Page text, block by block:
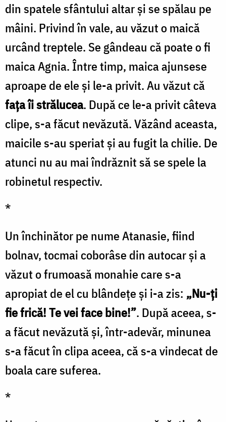
din spatele sfântului altar şi se spălau pe
mâini. Privind în vale, au văzut o maică
urcând treptele. Se gândeau că poate o fi
maica Agnia. Între timp, maica ajunsese
aproape de ele şi le-a privit. Au văzut că
faţa îi strălucea. După ce le-a privit câteva
clipe, s-a făcut nevăzută. Văzând aceasta,
maicile s-au speriat şi au fugit la chilie. De
atunci nu au mai îndrăznit să se spele la
robinetul respectiv.
*
Un închinător pe nume Atanasie, fiind
bolnav, tocmai coborâse din autocar şi a
văzut o frumoasă monahie care s-a
apropiat de el cu blândeţe şi i-a zis: „Nu-ţi
fie frică! Te vei face bine!”. După aceea, s-
a făcut nevăzută şi, într-adevăr, minunea
s-a făcut în clipa aceea, că s-a vindecat de
boala care suferea.
*